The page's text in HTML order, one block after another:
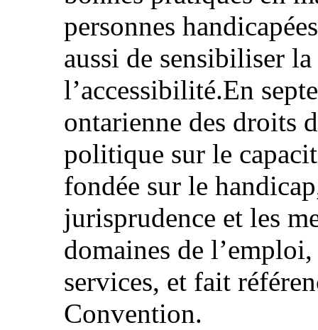
personnes
aussi de sensibiliser
l’accessibilité.En
ontarienne des droits
politique sur le
fondée sur le
jurisprudence et les
domaines de
services, et fait
Convention.